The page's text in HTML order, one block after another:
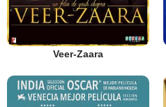
Veer-Zaara